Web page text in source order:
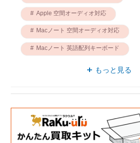
Apple 空間オーディオ対応
Macノート 空間オーディオ対応
Macノート 英語配列キーボード
MacBook 空間オーディオ対応
もっと見る